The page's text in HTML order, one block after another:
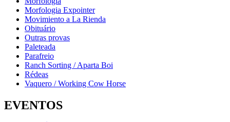
Morfologia Expointer
Movimiento a La Rienda
Obituário
Outras provas
Paleteada
Parafreio
Ranch Sorting / Aparta Boi
Rédeas
Vaquero / Working Cow Horse
EVENTOS